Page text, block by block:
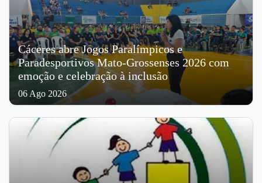
Cáceres abre Jogos Paralímpicos e
Paradesportivos Mato-Grossenses 2026 com
emoção e celebração à inclusão
06 Ago 2026